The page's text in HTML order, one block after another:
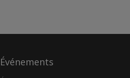
Événements